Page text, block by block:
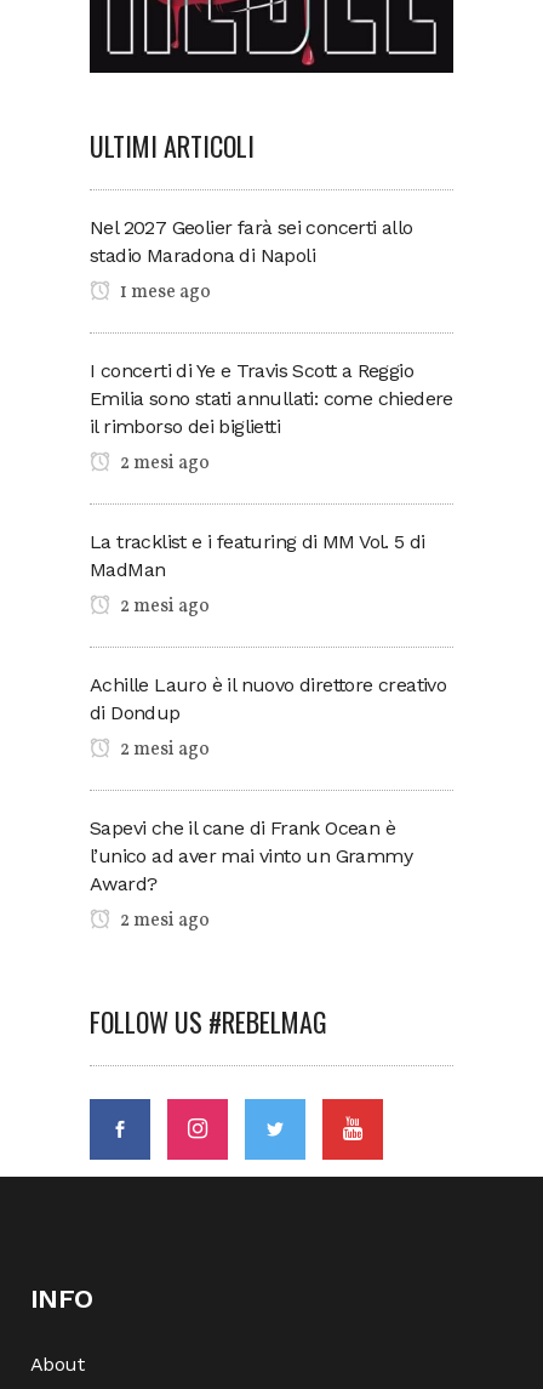
ULTIMI ARTICOLI
Nel 2027 Geolier farà sei concerti allo
stadio Maradona di Napoli
1 mese ago
I concerti di Ye e Travis Scott a Reggio
Emilia sono stati annullati: come chiedere
il rimborso dei biglietti
2 mesi ago
La tracklist e i featuring di MM Vol. 5 di
MadMan
2 mesi ago
Achille Lauro è il nuovo direttore creativo
di Dondup
2 mesi ago
Sapevi che il cane di Frank Ocean è
l’unico ad aver mai vinto un Grammy
Award?
2 mesi ago
FOLLOW US #REBELMAG
INFO
About